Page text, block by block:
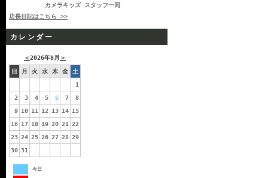
カメラキッズ スタッフ一同
店長日記はこちら >>
カレンダー
＜2026年8月 ＞
日 月 火 水 木 金
土
1
2
3 4 5 6 7
8
9 10 11 12 13 14 15
16 17 18 19 20 21
22
23 24 25 26 27 28 29
30 31
今日